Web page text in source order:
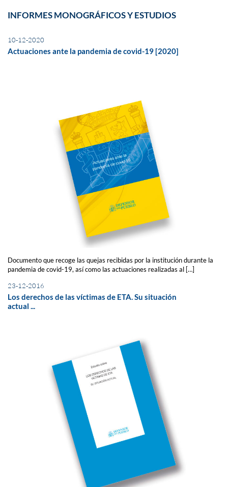
INFORMES MONOGRÁFICOS Y ESTUDIOS
10-12-2020
Actuaciones ante la pandemia de covid-19 [2020]
Documento que recoge las quejas recibidas por la institución durante la
pandemia de covid-19, así como las actuaciones realizadas al […]
23-12-2016
Los derechos de las víctimas de ETA. Su situación
actual ...